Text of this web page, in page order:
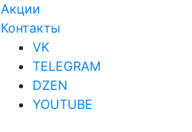
Акции
Контакты
VK
TELEGRAM
DZEN
YOUTUBE